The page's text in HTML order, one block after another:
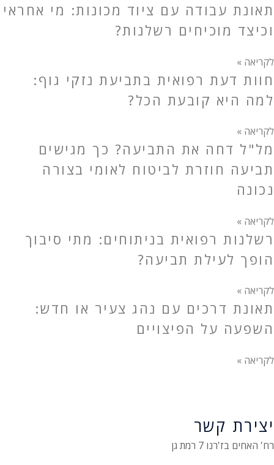
תאונת עבודה עם ציוד מכונות: מי אחראי
וכיצד מוכיחים רשלנות?
לקריאה »
חוות דעת רפואית בתביעת נזקי גוף:
למה היא קובעת הכל?
לקריאה »
מל"ל דחה את התביעה? כך מגישים
תביעה חוזרת לביטוח לאומי בצורה
נכונה
לקריאה »
רשלנות רפואית בניתוחים: מתי סיבוך
הופך לעילת תביעה?
לקריאה »
תאונת דרכים עם נהג צעיר או חדש:
השפעה על הפיצויים
לקריאה »
יצירת קשר
רח' האחים בז'רנו 7 רמת גן